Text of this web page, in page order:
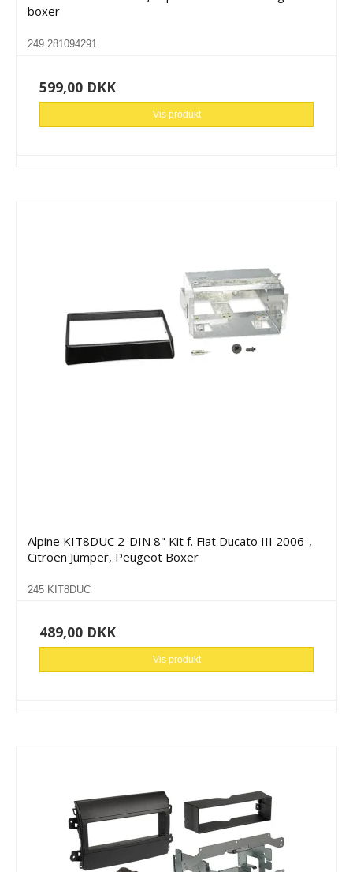
boxer
249 281094291
599,00 DKK
Vis produkt
Alpine KIT8DUC 2-DIN 8" Kit f. Fiat Ducato III 2006-,
Citroën Jumper, Peugeot Boxer
245 KIT8DUC
489,00 DKK
Vis produkt